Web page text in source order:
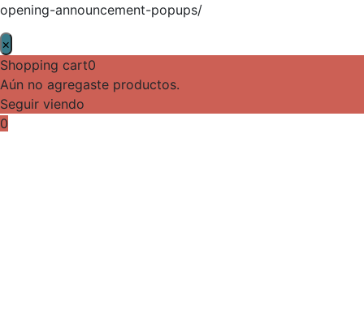
opening-announcement-popups/
×
Shopping cart0
Aún no agregaste productos.
Seguir viendo
0